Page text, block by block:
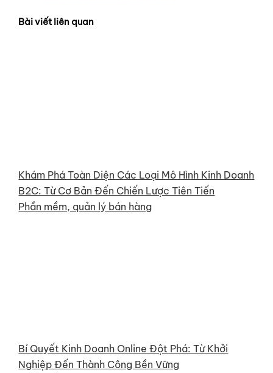
Bài viết liên quan
Khám Phá Toàn Diện Các Loại Mô Hình Kinh Doanh
B2C: Từ Cơ Bản Đến Chiến Lược Tiên Tiến
Phần mềm, quản lý bán hàng
Bí Quyết Kinh Doanh Online Đột Phá: Từ Khởi
Nghiệp Đến Thành Công Bền Vững